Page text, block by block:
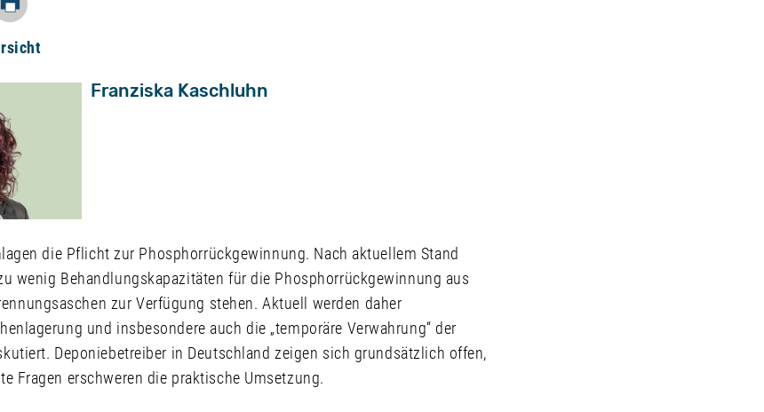
Drucken
Franziska Kaschluhn
die Pflicht zur Phosphorrückgewinnung. Nach aktuellem Stand
wenig Behandlungskapazitäten für die Phosphorrückgewinnung aus
zur Verfügung stehen. Aktuell werden daher
und insbesondere auch die „temporäre Verwahrung“ der
Deponiebetreiber in Deutschland zeigen sich grundsätzlich offen,
Fragen erschweren die praktische Umsetzung.